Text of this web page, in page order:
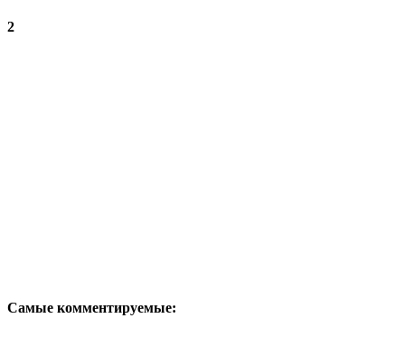
2
Самые комментируемые: